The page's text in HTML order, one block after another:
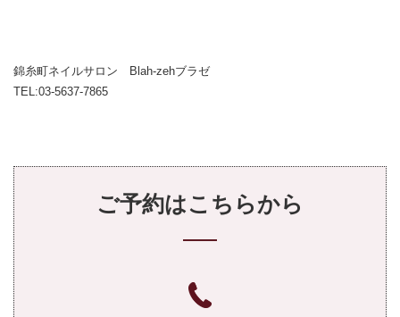
錦糸町ネイルサロン Blah-zehブラゼ
TEL:03-5637-7865
ご予約はこちらから